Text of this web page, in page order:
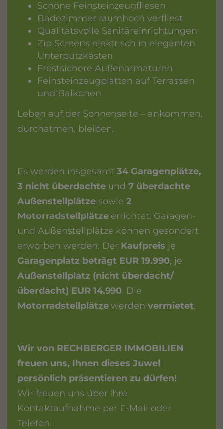
Schöne Feinsteinzeugfliesen
Badezimmer raumhoch verfliest
Qualitätsvolle Sanitäreinrichtungen
Zip Screens elektrisch in eleganten
Unterputzkästen
Frostsichere Außenarmaturen
Feinsteinzeugplatten auf Terrassen
und Balkonen
Leben auf der Sonnenseite – ankommen,
durchatmen, bleiben.
Es werden insgesamt 34 Garagenplätze,
3 nicht überdachte und 7 überdachte
Außenstellplätze sowie 2
Motorradstellplätze errichtet. Garagen-
und Außenstellplätze können gesondert
erworben werden: Der Kaufpreis je
Garagenplatz beträgt EUR 19.990, je
Außenstellplatz (nicht überdacht/
überdacht) EUR 14.990. Die
Motorradstellplätze werden vermietet.
Wir von RECHBERGER IMMOBILIEN
freuen uns, Ihnen dieses Juwel
persönlich präsentieren zu dürfen!
Wir freuen uns über Ihre
Kontaktaufnahme per E-Mail oder
Telefon.